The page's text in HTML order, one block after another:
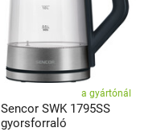
a gyártónál
Sencor SWK 1795SS
gyorsforraló